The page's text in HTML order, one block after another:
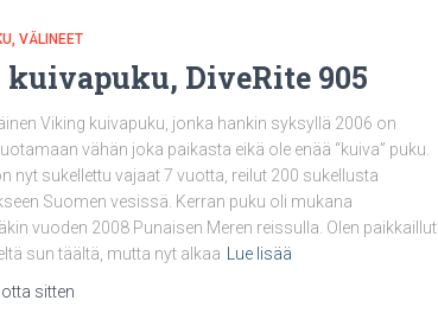
VÄLINEET
kuivapuku, DiveRite 905
Viking kuivapuku, jonka hankin syksyllä 2006 on
vähän joka paikasta eikä ole enää “kuiva” puku.
nyt sukellettu vajaat 7 vuotta, reilut 200 sukellusta
Suomen vesissä. Kerran puku oli mukana
vuoden 2008 Punaisen Meren reissulla. Olen paikkaillut
sun täältä, mutta nyt alkaa
Lue lisää
sitten